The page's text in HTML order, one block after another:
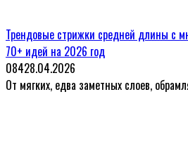
Трендовые стрижки средней длины с
70+ идей на 2026 год
08428.04.2026
От мягких, едва заметных слоев,